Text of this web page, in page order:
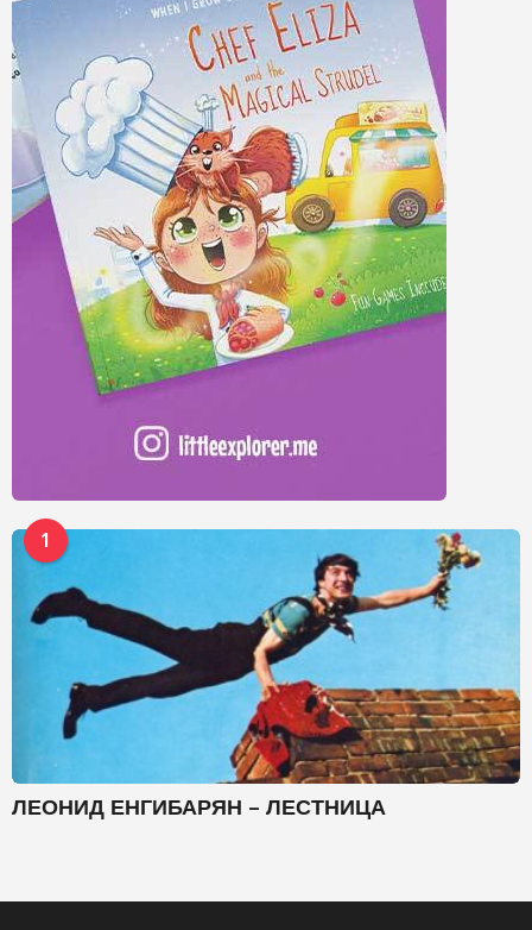
1
ЛЕОНИД ЕНГИБАРЯН – ЛЕСТНИЦА